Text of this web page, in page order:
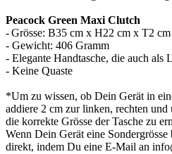
Peacock Green Maxi Clutch
- Grösse: B35 cm x H22 cm x T2 cm
- Gewicht: 406 Gramm
- Elegante Handtasche, die auch als
- Keine Quaste
*Um zu wissen, ob Dein Gerät in
addiere 2 cm zur linken, rechten und
die korrekte Grösse der Tasche zu
Wenn Dein Gerät eine
direkt, indem Du eine E-Mail an